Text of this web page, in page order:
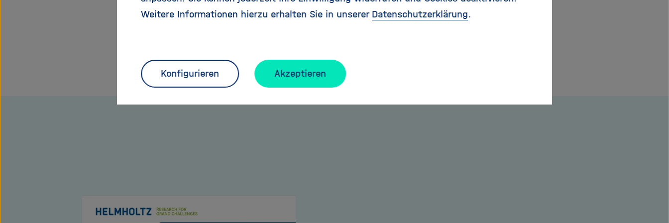
Weitere Informationen hierzu erhalten Sie in unserer Datenschutzerklärung.
Konfigurieren Akzeptieren